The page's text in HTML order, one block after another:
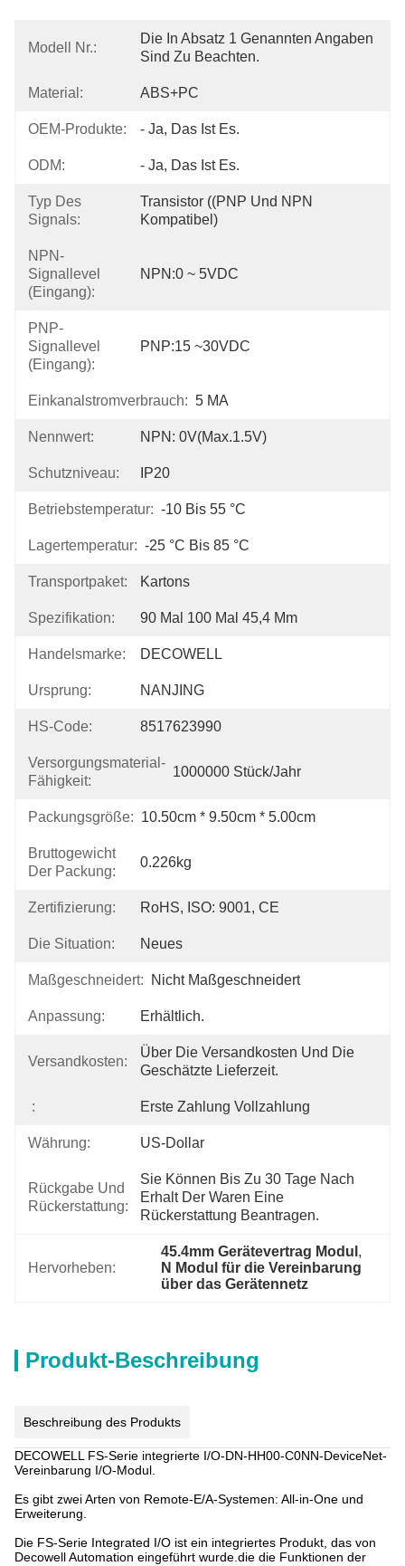
Modell Nr.:
Die In Absatz 1 Genannten Angaben
Sind Zu Beachten.
Material: ABS+PC
OEM-Produkte: - Ja, Das Ist Es.
ODM: - Ja, Das Ist Es.
Typ Des
Signals:
Transistor ((PNP Und NPN
Kompatibel)
NPN-
Signallevel
(Eingang):
NPN:0 ~ 5VDC
PNP-
Signallevel
(Eingang):
PNP:15 ~30VDC
Einkanalstromverbrauch: 5 MA
Nennwert: NPN: 0V(Max.1.5V)
Schutzniveau: IP20
Betriebstemperatur: -10 Bis 55 °C
Lagertemperatur: -25 °C Bis 85 °C
Transportpaket: Kartons
Spezifikation: 90 Mal 100 Mal 45,4 Mm
Handelsmarke: DECOWELL
Ursprung: NANJING
HS-Code: 8517623990
Versorgungsmaterial-
Fähigkeit:
1000000 Stück/Jahr
Packungsgröße: 10.50cm * 9.50cm * 5.00cm
Bruttogewicht
Der Packung:
0.226kg
Zertifizierung: RoHS, ISO: 9001, CE
Die Situation: Neues
Maßgeschneidert: Nicht Maßgeschneidert
Anpassung: Erhältlich.
Versandkosten:
Über Die Versandkosten Und Die
Geschätzte Lieferzeit.
: Erste Zahlung Vollzahlung
Währung: US-Dollar
Rückgabe Und
Rückerstattung:
Sie Können Bis Zu 30 Tage Nach
Erhalt Der Waren Eine
Rückerstattung Beantragen.
Hervorheben:
45.4mm Gerätevertrag Modul ,
N Modul für die Vereinbarung
über das Gerätennetz
Produkt-Beschreibung
Beschreibung des Produkts
DECOWELL FS-Serie integrierte I/O-DN-HH00-C0NN-DeviceNet-
Vereinbarung I/O-Modul.
Es gibt zwei Arten von Remote-E/A-Systemen: All-in-One und
Erweiterung.
Die FS-Serie Integrated I/O ist ein integriertes Produkt, das von
Decowell Automation eingeführt wurde.die die Funktionen der